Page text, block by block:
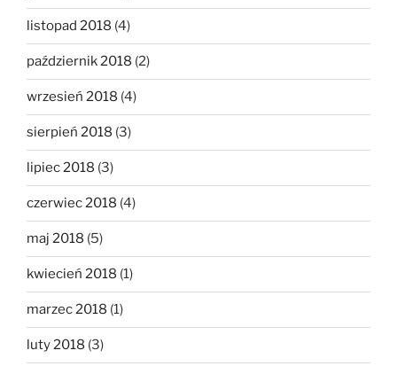
listopad 2018 (4)
październik 2018 (2)
wrzesień 2018 (4)
sierpień 2018 (3)
lipiec 2018 (3)
czerwiec 2018 (4)
maj 2018 (5)
kwiecień 2018 (1)
marzec 2018 (1)
luty 2018 (3)